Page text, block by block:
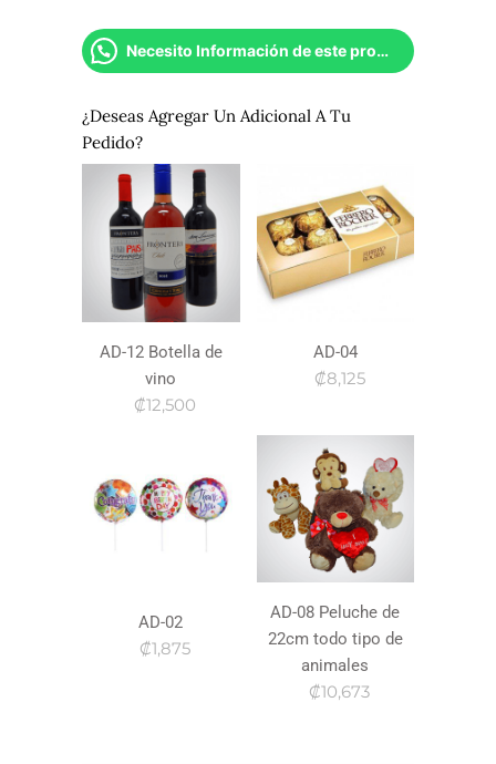
Necesito Información de este producto
¿Deseas Agregar Un Adicional A Tu
Pedido?
AD-12 Botella de
vino
₡12,500
AD-04
₡8,125
AD-02
₡1,875
AD-08 Peluche de
22cm todo tipo de
animales
₡10,673